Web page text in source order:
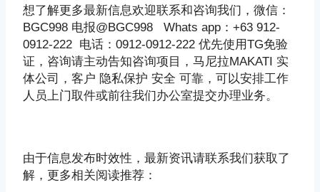
想了解更多最新信息欢迎联系和咨询我们，微信：
BGC998 电报@BGC998 Whats app：+63 912-
0912-222 电话：0912-0912-222 优先使用TG免验
证，咨询请主动告知咨询项目，马尼拉MAKATI 实
体公司，客户 隐私保护 安全 可靠，可以安排工作
人员上门取件或前往我们办公室提交办理业务。
由于信息发布时效性，最新资讯请联系我们获取了
解，更多相关阅读推荐：